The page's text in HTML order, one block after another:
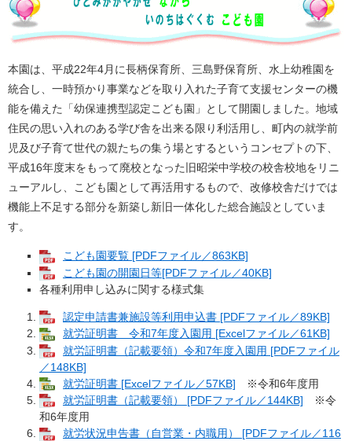
本園は、平成22年4月に長柄保育所、三島野保育所、水上幼稚園を
統合し、一時預かり事業などを取り入れた子育て支援センターの機
能を備えた「幼保連携型認定こども園」として開園しました。地域
住民の思い入れのある学び舎を出来る限り利活用し、町内の就学前
児及び子育て世代の親たちの集う場とするというコンセプトの下、
平成16年度末をもって廃校となった旧昭栄中学校の校舎校地をリニ
ューアルし、こども園として再活用するもので、改修校舎だけでは
機能上不足する部分を新築し新旧一体化した総合施設としていま
す。
こども園要覧 [PDFファイル／863KB]
こども園の開園日等[PDFファイル／40KB]
各種利用申し込みに関する様式集
認定申請書兼施設等利用申込書 [PDFファイル／89KB]
就労証明書 令和7年度入園用 [Excelファイル／61KB]
就労証明書（記載要領）令和7年度入園用 [PDFファイル
／148KB]
就労証明書 [Excelファイル／57KB] ※令和6年度用
就労証明書（記載要領） [PDFファイル／144KB] ※令
和6年度用
就労状況申告書（自営業・内職用） [PDFファイル／116